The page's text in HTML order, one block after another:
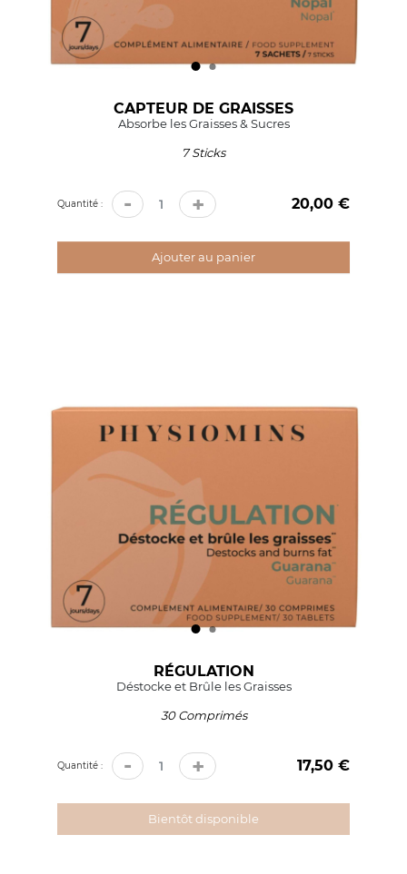
CAPTEUR DE GRAISSES
Absorbe les Graisses & Sucres
7 Sticks
Quantité : - + Prix
20,00 €
Ajouter au panier
RÉGULATION
Déstocke et Brûle les Graisses
30 Comprimés
Quantité : - + Prix
17,50 €
Bientôt disponible